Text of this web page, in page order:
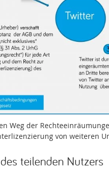
Weg der
von weiteren
teilenden Nutzers